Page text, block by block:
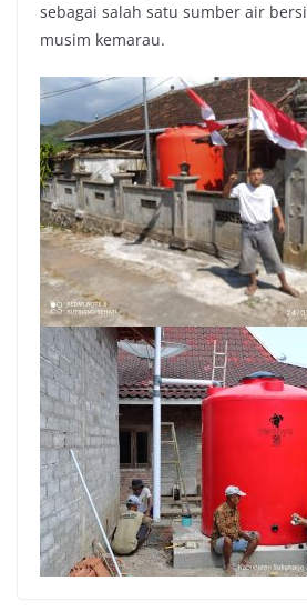
sebagai salah satu sumber air
musim kemarau.